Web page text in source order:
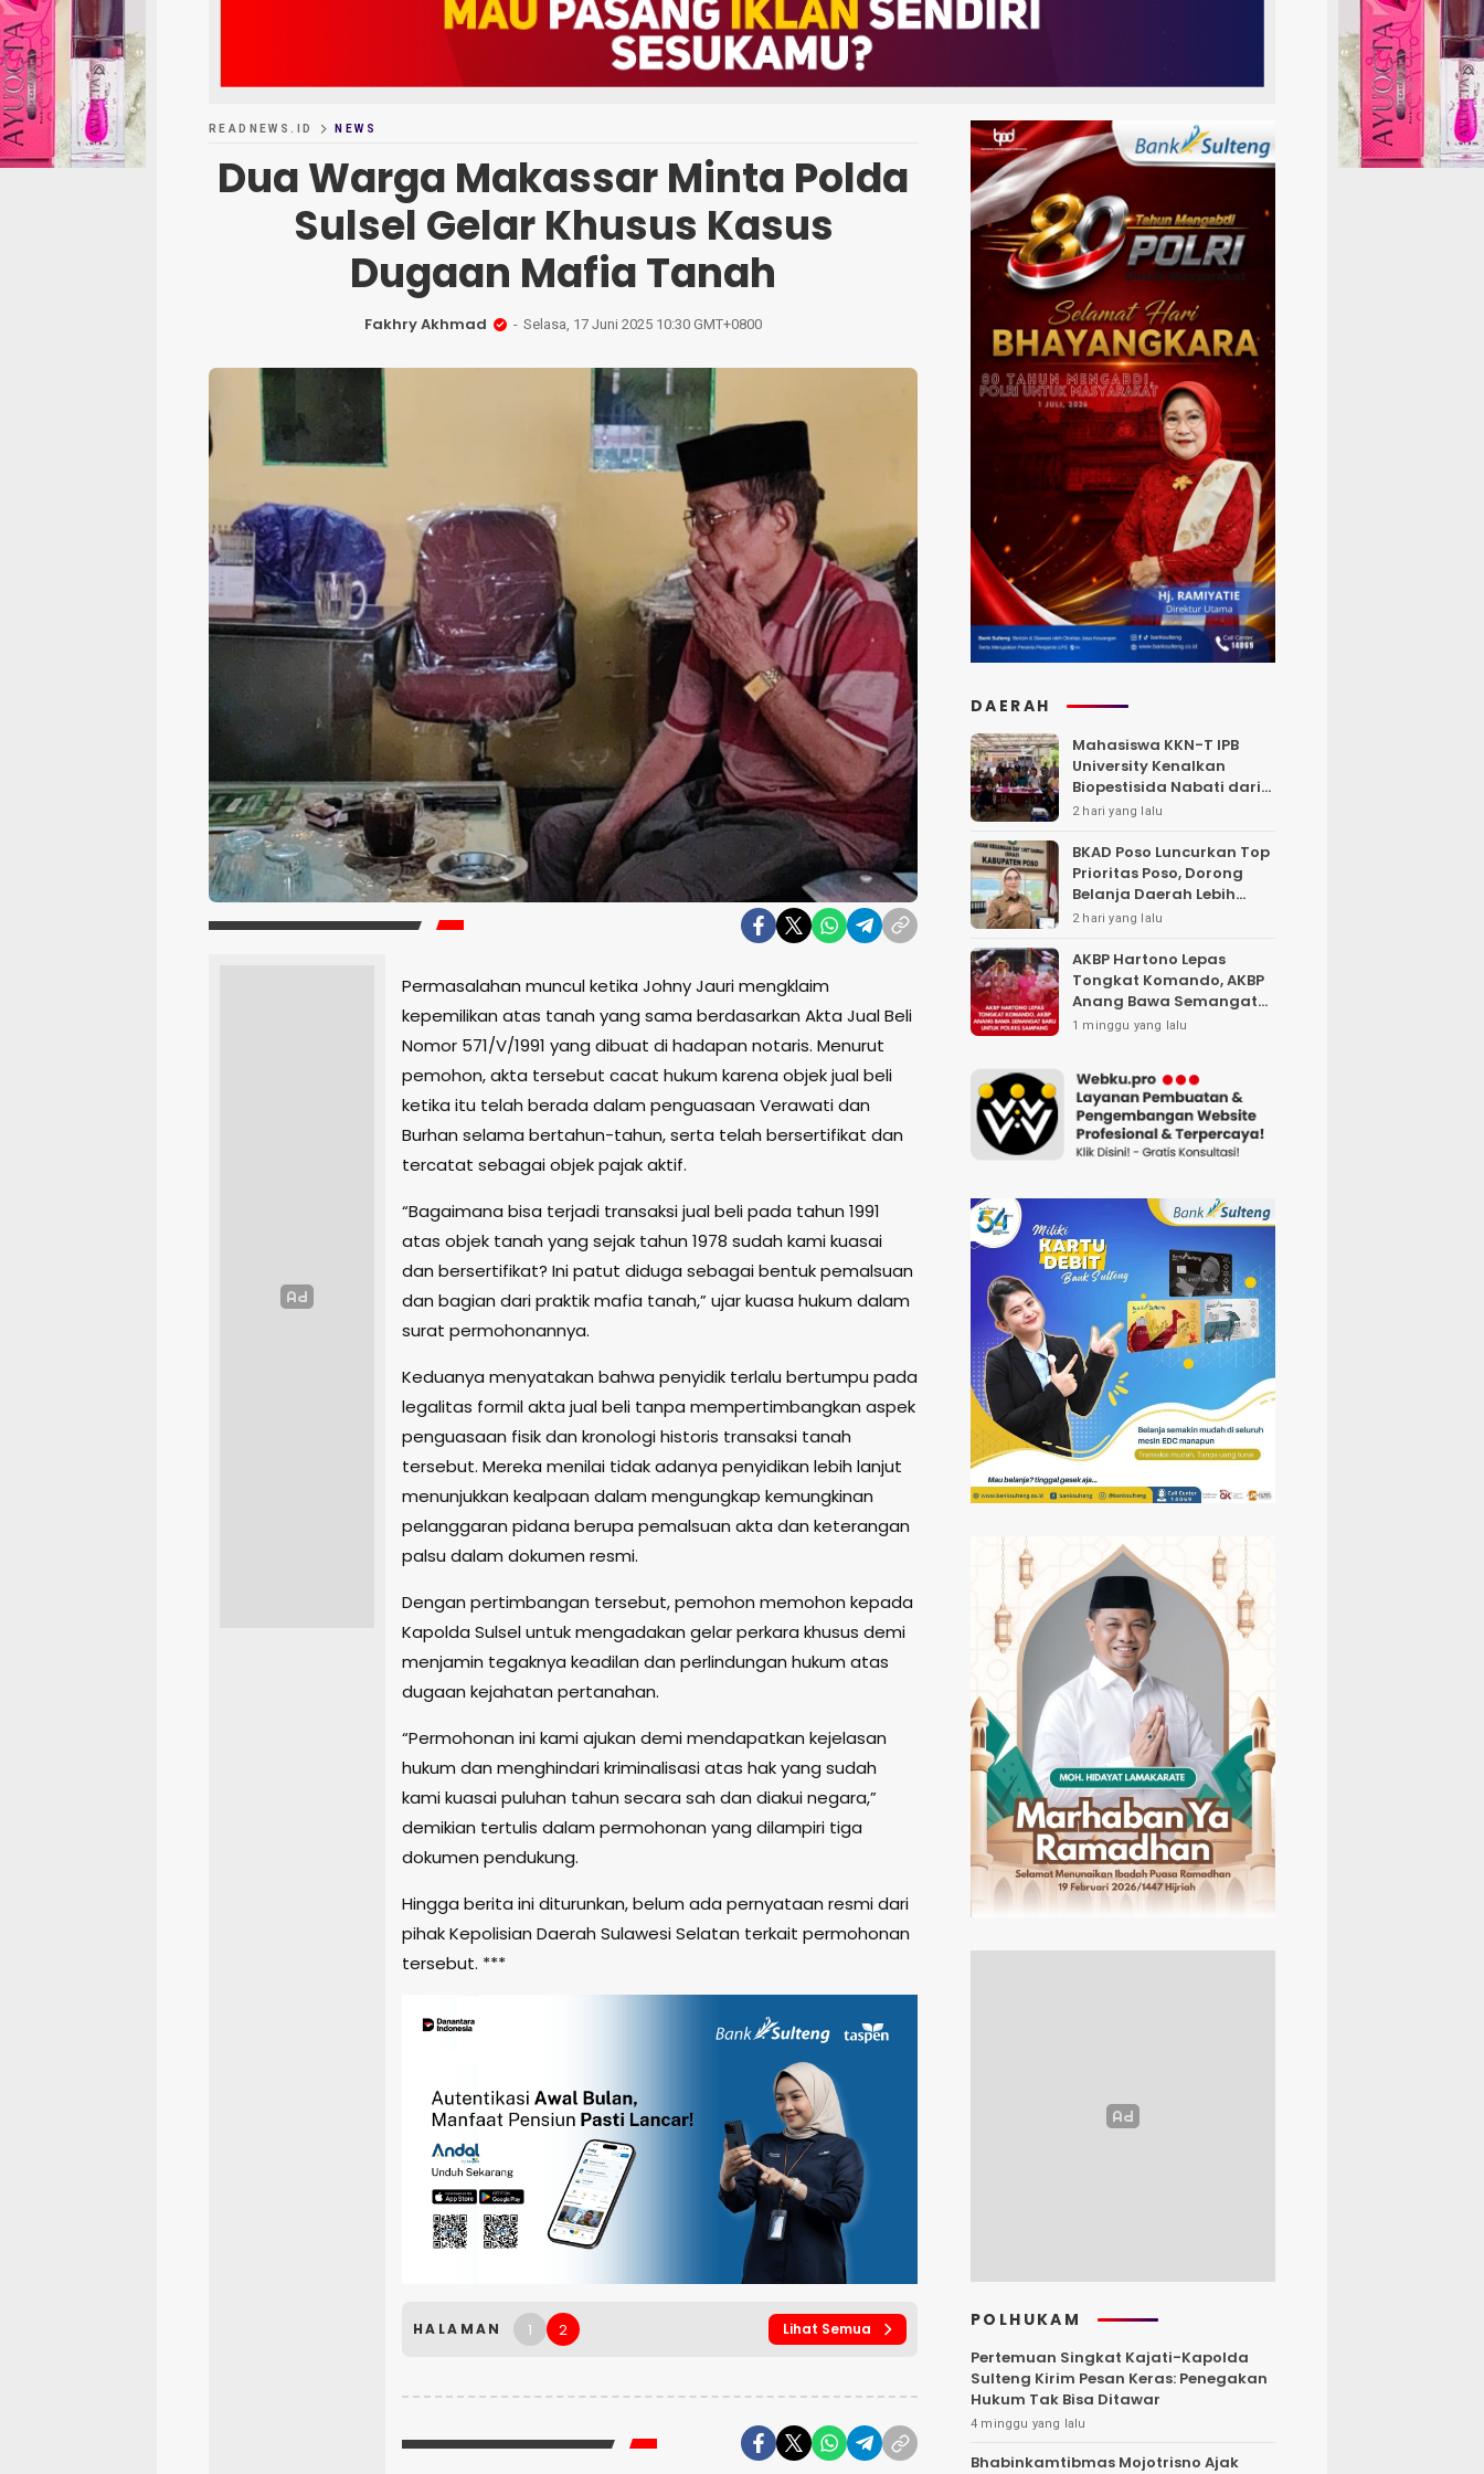
READNEWS.ID NEWS
Dua Warga Makassar Minta Polda
Sulsel Gelar Khusus Kasus
Dugaan Mafia Tanah
Fakhry Akhmad Selasa, 17 Juni 2025 10:30 GMT+0800
Permasalahan muncul ketika Johny Jauri mengklaim
kepemilikan atas tanah yang sama berdasarkan Akta Jual Beli
Nomor 571/V/1991 yang dibuat di hadapan notaris. Menurut
pemohon, akta tersebut cacat hukum karena objek jual beli
ketika itu telah berada dalam penguasaan Verawati dan
Burhan selama bertahun-tahun, serta telah bersertifikat dan
tercatat sebagai objek pajak aktif.
“Bagaimana bisa terjadi transaksi jual beli pada tahun 1991
atas objek tanah yang sejak tahun 1978 sudah kami kuasai
dan bersertifikat? Ini patut diduga sebagai bentuk pemalsuan
dan bagian dari praktik mafia tanah,” ujar kuasa hukum dalam
surat permohonannya.
Keduanya menyatakan bahwa penyidik terlalu bertumpu pada
legalitas formil akta jual beli tanpa mempertimbangkan aspek
penguasaan fisik dan kronologi historis transaksi tanah
tersebut. Mereka menilai tidak adanya penyidikan lebih lanjut
menunjukkan kealpaan dalam mengungkap kemungkinan
pelanggaran pidana berupa pemalsuan akta dan keterangan
palsu dalam dokumen resmi.
Dengan pertimbangan tersebut, pemohon memohon kepada
Kapolda Sulsel untuk mengadakan gelar perkara khusus demi
menjamin tegaknya keadilan dan perlindungan hukum atas
dugaan kejahatan pertanahan.
“Permohonan ini kami ajukan demi mendapatkan kejelasan
hukum dan menghindari kriminalisasi atas hak yang sudah
kami kuasai puluhan tahun secara sah dan diakui negara,”
demikian tertulis dalam permohonan yang dilampiri tiga
dokumen pendukung.
Hingga berita ini diturunkan, belum ada pernyataan resmi dari
pihak Kepolisian Daerah Sulawesi Selatan terkait permohonan
tersebut. ***
HALAMAN 1 2 Lihat Semua
DAERAH
Mahasiswa KKN-T IPB
University Kenalkan
Biopestisida Nabati dari
Daun Pepaya
2 hari yang lalu
BKAD Poso Luncurkan Top
Prioritas Poso, Dorong
Belanja Daerah Lebih
Efektif dan Tepat
2 hari yang lalu
AKBP Hartono Lepas
Tongkat Komando, AKBP
Anang Bawa Semangat
Baru untuk Polres
1 minggu yang lalu
POLHUKAM
Pertemuan Singkat Kajati-Kapolda
Sulteng Kirim Pesan Keras: Penegakan
Hukum Tak Bisa Ditawar
4 minggu yang lalu
Bhabinkamtibmas Mojotrisno Ajak